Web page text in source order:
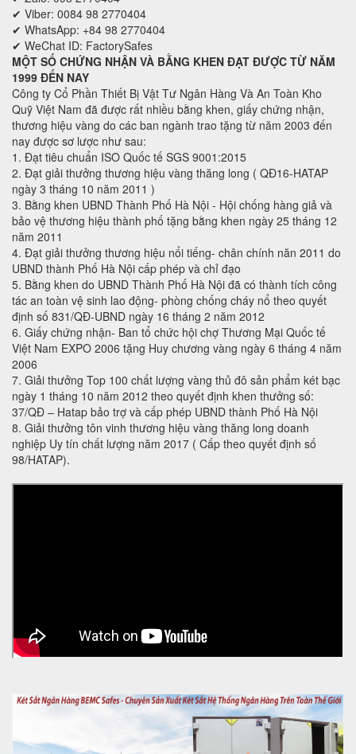
✔ Viber: 0084 98 2770404
✔ WhatsApp: +84 98 2770404
✔ WeChat ID: FactorySafes
MỘT SỐ CHỨNG NHẬN VÀ BẰNG KHEN ĐẠT ĐƯỢC TỪ NĂM
1999 ĐẾN NAY
Công ty Cổ Phần Thiết Bị Vật Tư Ngân Hàng Và An Toàn Kho
Quỹ Việt Nam đã được rất nhiều bằng khen, giấy chứng nhận,
thương hiệu vàng do các ban ngành trao tặng từ năm 2003 đến
nay được sơ lược như sau:
1. Đạt tiêu chuẩn ISO Quốc tế SGS 9001:2015
2. Đạt giải thưởng thương hiệu vàng thăng long ( QĐ16-HATAP
ngày 3 tháng 10 năm 2011 )
3. Bằng khen UBND Thành Phố Hà Nội - Hội chống hàng giả và
bảo vệ thương hiệu thành phố tặng bằng khen ngày 25 tháng 12
năm 2011
4. Đạt giải thưởng thương hiệu nổi tiếng- chân chính năn 2011 do
UBND thành Phố Hà Nội cấp phép và chỉ đạo
5. Bằng khen do UBND Thành Phố Hà Nội đã có thành tích công
tác an toàn vệ sinh lao động- phòng chống cháy nổ theo quyết
định số 831/QĐ-UBND ngày 16 tháng 2 năm 2012
6. Giấy chứng nhận- Ban tổ chức hội chợ Thương Mại Quốc tế
Việt Nam EXPO 2006 tặng Huy chương vàng ngày 6 tháng 4 năm
2006
7. Giải thưởng Top 100 chất lượng vàng thủ đô sản phẩm két bạc
ngày 1 tháng 10 năm 2012 theo quyết định khen thưởng số:
37/QĐ – Hatap bảo trợ và cấp phép UBND thành Phố Hà Nội
8. Giải thưởng tôn vinh thương hiệu vàng thăng long doanh
nghiệp Uy tín chất lượng năm 2017 ( Cấp theo quyết định số
98/HATAP).